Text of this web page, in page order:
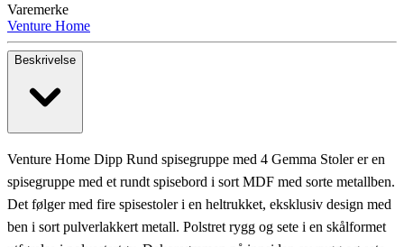
Varemerke
Venture Home
Beskrivelse
Venture Home Dipp Rund spisegruppe med 4 Gemma Stoler er en
spisegruppe med et rundt spisebord i sort MDF med sorte metallben.
Det følger med fire spisestoler i en heltrukket, eksklusiv design med
ben i sort pulverlakkert metall. Polstret rygg og sete i en skålformet